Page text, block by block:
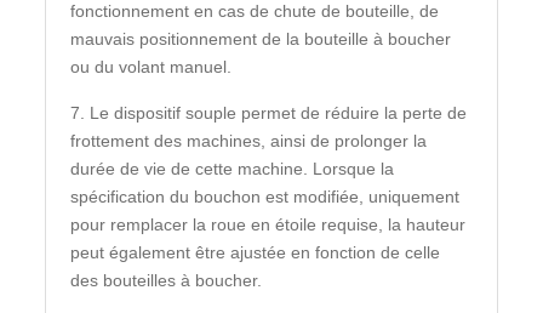
fonctionnement en cas de chute de bouteille, de
mauvais positionnement de la bouteille à boucher
ou du volant manuel.
7. Le dispositif souple permet de réduire la perte de
frottement des machines, ainsi de prolonger la
durée de vie de cette machine. Lorsque la
spécification du bouchon est modifiée, uniquement
pour remplacer la roue en étoile requise, la hauteur
peut également être ajustée en fonction de celle
des bouteilles à boucher.